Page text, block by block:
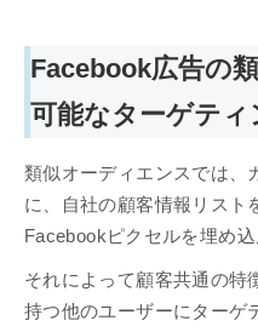
Facebook広告の
可能なターゲティ
類似オーディエンスでは、
に、自社の顧客情報リスト
Facebookピクセルを埋め込
それによって顧客共通の特
持つ他のユーザーにターゲ